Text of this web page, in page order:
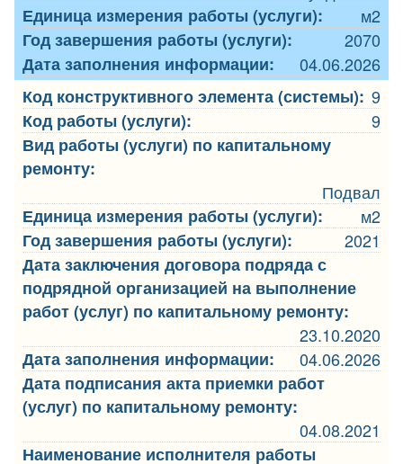
Единица измерения работы (услуги):
м2
Год завершения работы (услуги):
2070
Дата заполнения информации:
04.06.2026
Код конструктивного элемента (системы): 9
Код работы (услуги):
9
Вид работы (услуги) по капитальному
ремонту:
Подвал
Единица измерения работы (услуги):
м2
Год завершения работы (услуги):
2021
Дата заключения договора подряда с
подрядной организацией на выполнение
работ (услуг) по капитальному ремонту:
23.10.2020
Дата заполнения информации:
04.06.2026
Дата подписания акта приемки работ
(услуг) по капитальному ремонту:
04.08.2021
Наименование исполнителя работы